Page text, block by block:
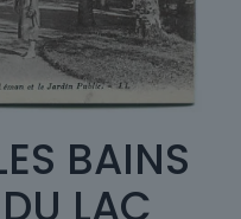
BAINS
LAC